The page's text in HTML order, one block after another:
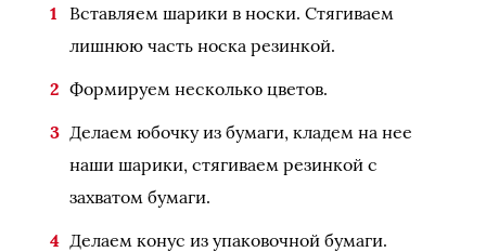
Вставляем шарики в носки. Стягиваем
лишнюю часть носка резинкой.
Формируем несколько цветов.
Делаем юбочку из бумаги, кладем на нее
наши шарики, стягиваем резинкой с
захватом бумаги.
Делаем конус из упаковочной бумаги.